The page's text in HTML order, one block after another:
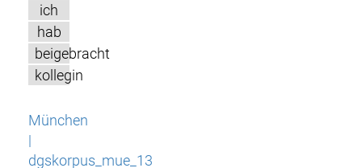
ich
hab
beigebracht
kollegin
München
|
dgskorpus_mue_13